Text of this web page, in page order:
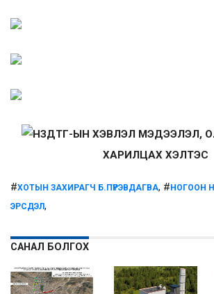
НЗДТГ-ЫН ХЭВЛЭЛ МЭДЭЭЛЭЛ,
ХАРИЛЦАХ ХЭЛТЭС
#ХОТЫН ЗАХИРАГЧ Б.ПҮРЭВДАГВА, # НОГООН
ЭРСДЭЛ,
САНАЛ БОЛГОХ